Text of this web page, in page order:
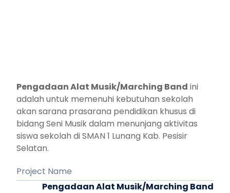
Pengadaan Alat Musik/Marching Band ini
adalah untuk memenuhi kebutuhan sekolah
akan sarana prasarana pendidikan khusus di
bidang Seni Musik dalam menunjang aktivitas
siswa sekolah di SMAN 1 Lunang Kab. Pesisir
Selatan.
Project Name
Pengadaan Alat Musik/Marching Band